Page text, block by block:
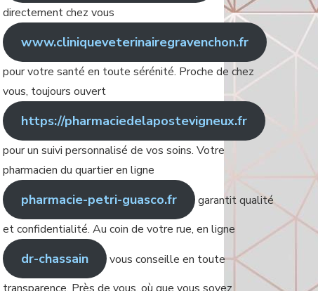
directement chez vous
www.cliniqueveterinairegravenchon.fr
pour votre santé en toute sérénité. Proche de chez
vous, toujours ouvert
https://pharmaciedelapostevigneux.fr
pour un suivi personnalisé de vos soins. Votre
pharmacien du quartier en ligne
pharmacie-petri-guasco.fr
garantit qualité
et confidentialité. Au coin de votre rue, en ligne
dr-chassain
vous conseille en toute